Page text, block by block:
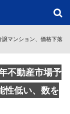
マンション、価格下落
不動産市場予
性低い、数を